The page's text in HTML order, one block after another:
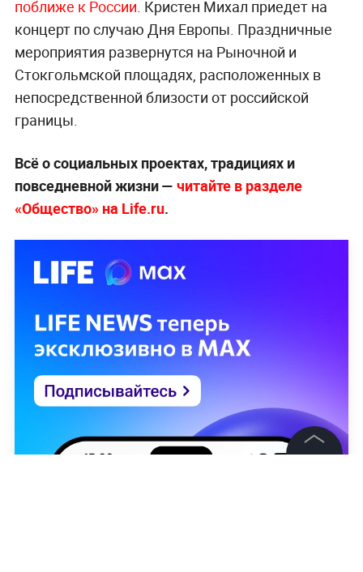
поближе к России. Кристен Михал приедет на
концерт по случаю Дня Европы. Праздничные
мероприятия развернутся на Рыночной и
Стокгольмской площадях, расположенных в
непосредственной близости от российской
границы.
Всё о социальных проектах, традициях и
повседневной жизни — читайте в разделе
«Общество» на Life.ru.